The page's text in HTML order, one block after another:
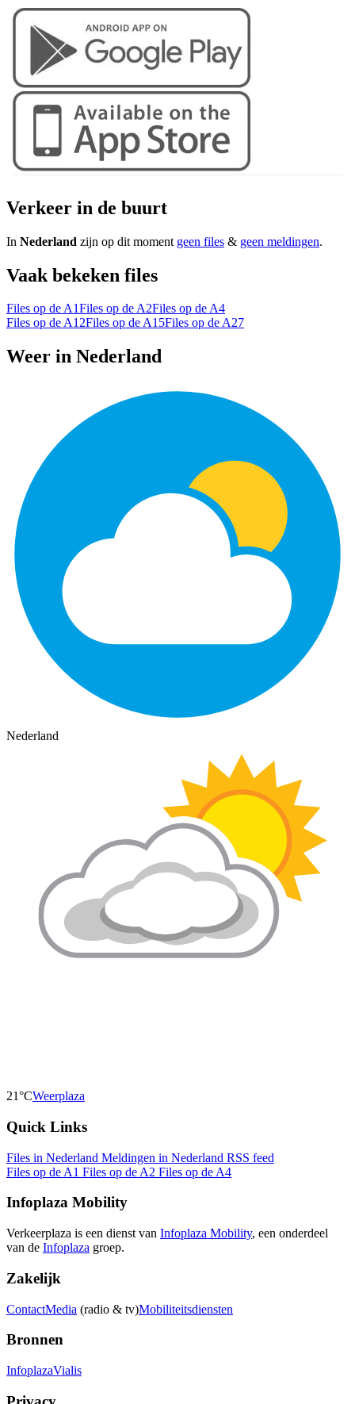
Verkeer in de buurt
In Nederland zijn op dit moment geen files & geen meldingen.
Vaak bekeken files
Files op de A1Files op de A2Files op de A4
Files op de A12Files op de A15Files op de A27
Weer in Nederland
Nederland
21°CWeerplaza
Quick Links
Files in Nederland Meldingen in Nederland RSS feed
Files op de A1 Files op de A2 Files op de A4
Infoplaza Mobility
Verkeerplaza is een dienst van Infoplaza Mobility, een onderdeel
van de Infoplaza groep.
Zakelijk
ContactMedia (radio & tv)Mobiliteitsdiensten
Bronnen
InfoplazaVialis